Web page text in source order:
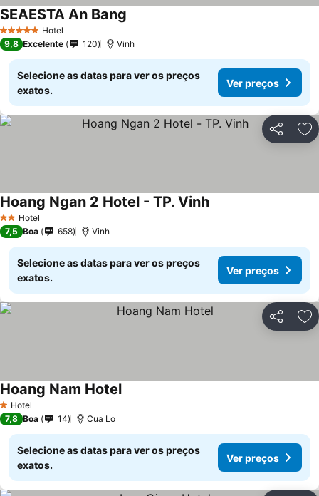
5 Estrelas Hotel
SEAESTA An Bang
9,8 Excelente 120 Vinh
Selecione as datas para ver os preços
exatos.
Ver preços
Partilhar
2 Estrelas
Hotel
Hoang Ngan 2 Hotel - TP. VinhVer preços
7,5 Boa 658 Vinh
Selecione as datas para ver os preços
exatos.
Ver preços
Partilhar
1 Estrelas
Hotel
Hoang Nam HotelVer preços
7,8 Boa 14 Cua Lo
Selecione as datas para ver os preços
exatos.
Ver preços